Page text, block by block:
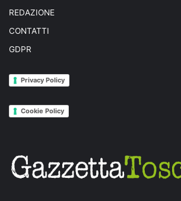
REDAZIONE
CONTATTI
GDPR
Privacy Policy
Cookie Policy